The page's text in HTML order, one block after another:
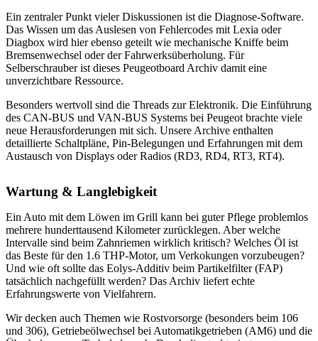
Ein zentraler Punkt vieler Diskussionen ist die Diagnose-Software.
Das Wissen um das Auslesen von Fehlercodes mit Lexia oder
Diagbox wird hier ebenso geteilt wie mechanische Kniffe beim
Bremsenwechsel oder der Fahrwerksüberholung. Für
Selberschrauber ist dieses Peugeotboard Archiv damit eine
unverzichtbare Ressource.
Besonders wertvoll sind die Threads zur Elektronik. Die Einführung
des CAN-BUS und VAN-BUS Systems bei Peugeot brachte viele
neue Herausforderungen mit sich. Unsere Archive enthalten
detaillierte Schaltpläne, Pin-Belegungen und Erfahrungen mit dem
Austausch von Displays oder Radios (RD3, RD4, RT3, RT4).
Wartung & Langlebigkeit
Ein Auto mit dem Löwen im Grill kann bei guter Pflege problemlos
mehrere hunderttausend Kilometer zurücklegen. Aber welche
Intervalle sind beim Zahnriemen wirklich kritisch? Welches Öl ist
das Beste für den 1.6 THP-Motor, um Verkokungen vorzubeugen?
Und wie oft sollte das Eolys-Additiv beim Partikelfilter (FAP)
tatsächlich nachgefüllt werden? Das Archiv liefert echte
Erfahrungswerte von Vielfahrern.
Wir decken auch Themen wie Rostvorsorge (besonders beim 106
und 306), Getriebeölwechsel bei Automatikgetrieben (AM6) und die